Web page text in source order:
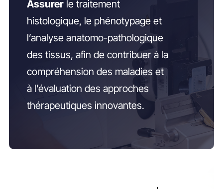
Assurerle traitement
histologique, le phénotypage et
l’analyse anatomo-pathologique
des tissus, afin de contribuer à la
compréhension des maladies et
à l’évaluation des approches
thérapeutiques innovantes.